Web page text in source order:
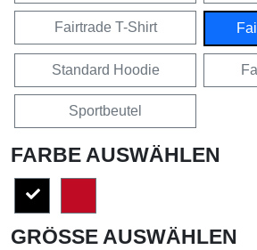
Fairtrade T-Shirt
Standard Hoodie
Sportbeutel
FARBE AUSWÄHLEN
GRÖSSE AUSWÄHLEN